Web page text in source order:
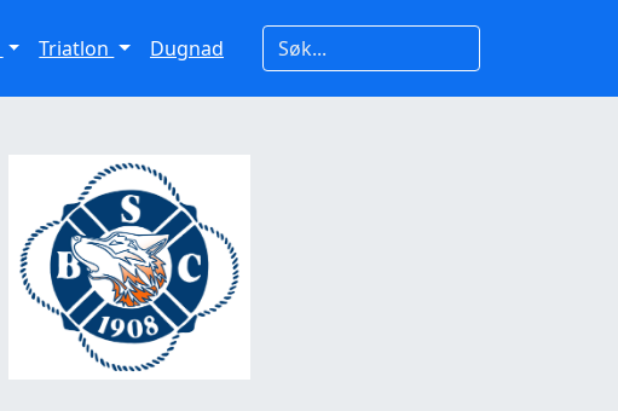
Triatlon Dugnad